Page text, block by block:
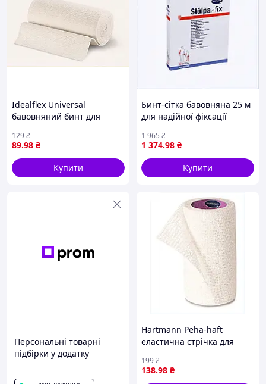
Idealflex Universal
бавовняний бинт для
8TM781A375
89.98 ₴
129₴
Купити
Бинт-сітка бавовняна 25 м
для надійної фіксації
1 374.98 ₴
1 965₴
Купити
Персональні товарні
підбірки у додатку
Hartmann Peha-haft
еластична стрічка для
138.98 ₴
199₴